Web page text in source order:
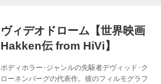
ヴィデオドローム【世界映画
Hakken伝 from HiVi】
ボディホラー･ジャンルの先駆者デヴィッド･ク
ローネンバーグの代表作。彼のフィルモグラフ